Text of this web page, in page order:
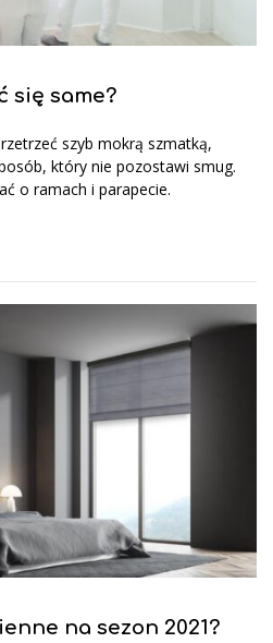
się same?
szyb mokrą szmatką,
który nie pozostawi smug.
o ramach i parapecie.
na sezon 2021?